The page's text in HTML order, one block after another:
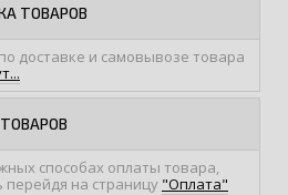
ТОВАРОВ
доставке и самовывозе товара
способах оплаты товара,
перейдя на страницу "Оплата"